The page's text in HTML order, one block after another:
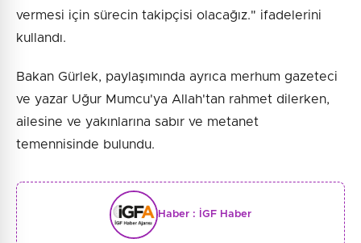
vermesi için sürecin takipçisi olacağız." ifadelerini
kullandı.
Bakan Gürlek, paylaşımında ayrıca merhum gazeteci
ve yazar Uğur Mumcu'ya Allah'tan rahmet dilerken,
ailesine ve yakınlarına sabır ve metanet
temennisinde bulundu.
Haber : İGF Haber